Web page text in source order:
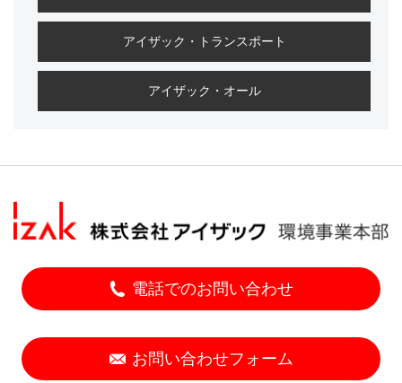
アイザック・トランスポート
アイザック・オール
電話でのお問い合わせ
お問い合わせフォーム